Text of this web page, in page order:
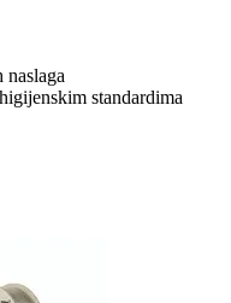
naslaga
standardima